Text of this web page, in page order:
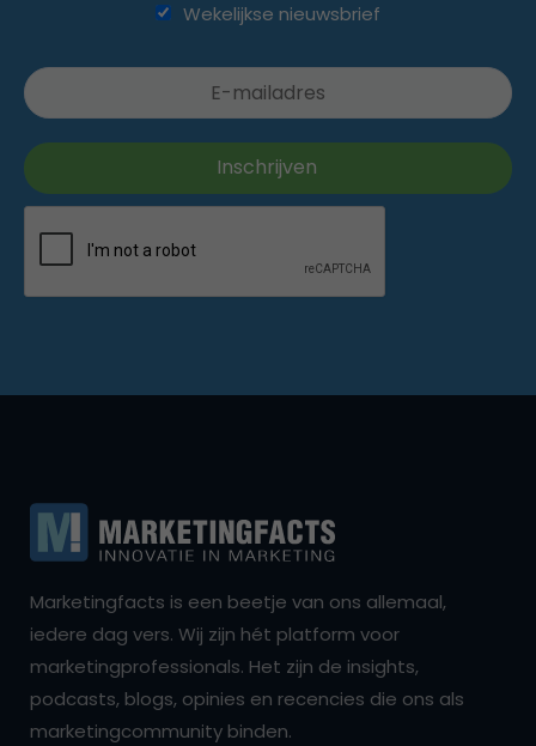
Wekelijkse nieuwsbrief
Marketingfacts is een beetje van ons allemaal,
iedere dag vers. Wij zijn hét platform voor
marketingprofessionals. Het zijn de insights,
podcasts, blogs, opinies en recencies die ons als
marketingcommunity binden.